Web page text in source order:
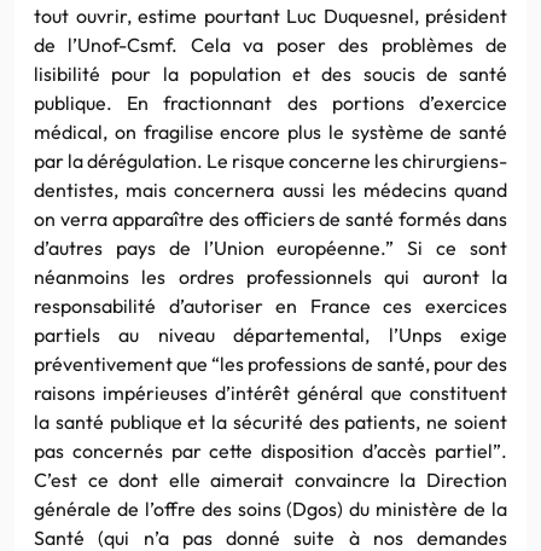
tout ouvrir, estime pourtant Luc Duquesnel, président
de l’Unof-Csmf. Cela va poser des problèmes de
lisibilité pour la population et des soucis de santé
publique. En fractionnant des portions d’exercice
médical, on fragilise encore plus le système de santé
par la dérégulation. Le risque concerne les chirurgiens-
dentistes, mais concernera aussi les médecins quand
on verra apparaître des officiers de santé formés dans
d’autres pays de l’Union européenne.” Si ce sont
néanmoins les ordres professionnels qui auront la
responsabilité d’autoriser en France ces exercices
partiels au niveau départemental, l’Unps exige
préventivement que “les professions de santé, pour des
raisons impérieuses d’intérêt général que constituent
la santé publique et la sécurité des patients, ne soient
pas concernés par cette disposition d’accès partiel”.
C’est ce dont elle aimerait convaincre la Direction
générale de l’offre des soins (Dgos) du ministère de la
Santé (qui n’a pas donné suite à nos demandes